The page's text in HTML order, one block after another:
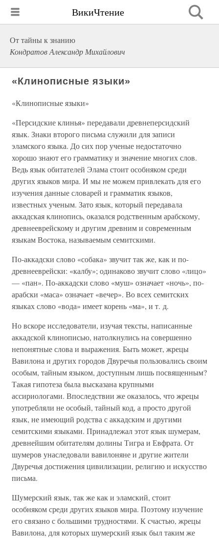
ВикиЧтение
От тайны к знанию
Кондратов Александр Михайлович
«Клинописные языки»
«Клинописные языки»
«Персидские клинья» передавали древнеперсидский
язык. Знаки второго письма служили для записи
эламского языка. До сих пор ученые недостаточно
хорошо знают его грамматику и значение многих слов.
Ведь язык обитателей Элама стоит особняком среди
других языков мира. И мы не можем привлекать для его
изучения данные словарей и грамматик языков,
известных ученым. Зато язык, который передавала
аккадская клинопись, оказался родственным арабскому,
древнееврейскому и другим древним и современным
языкам Востока, называемым семитскими.
По-аккадски слово «собака» звучит так же, как и по-
древнееврейски: «калбу»; одинаково звучит слово «лицо»
— «пан». По-аккадски слово «муш» означает «ночь», по-
арабски «маса» означает «вечер». Во всех семитских
языках слово «вода» имеет корень «ма», и т. д.
Но вскоре исследователи, изучая тексты, написанные
аккадской клинописью, натолкнулись на совершенно
непонятные слова и выражения. Быть может, жрецы
Вавилона и других городов Двуречья пользовались своим
особым, тайным языком, доступным лишь посвященным?
Такая гипотеза была высказана крупными
ассириологами. Впоследствии же оказалось, что жрецы
употребляли не особый, тайный код, а просто другой
язык, не имеющий родства с аккадским и другими
семитскими языками. Принадлежал этот язык шумерам,
древнейшим обитателям долины Тигра и Евфрата. От
шумеров унаследовали вавилоняне и другие жители
Двуречья достижения цивилизации, религию и искусство
письма.
Шумерский язык, так же как и эламский, стоит
особняком среди других языков мира. Поэтому изучение
его связано с большими трудностями. К счастью, жрецы
Вавилона, для которых шумерский язык был таким же